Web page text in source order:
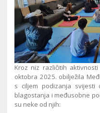
Kroz niz različitih
oktobra 2025. obilježila
s ciljem podizanja svijesti
blagostanja i međusobne
su neke od njih: